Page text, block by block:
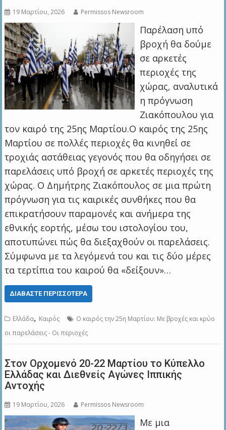
19 Μαρτίου, 2026 Permissos Newsroom
Παρέλαση υπό
βροχή θα δούμε
σε αρκετές
περιοχές της
χώρας, αναλυτικά
η πρόγνωση
Ζιακόπουλου για
τον καιρό της 25ης Μαρτίου.Ο καιρός της 25ης
Μαρτίου σε πολλές περιοχές θα κινηθεί σε
τροχιάς αστάθειας γεγονός που θα οδηγήσει σε
παρελάσεις υπό βροχή σε αρκετές περιοχές της
χώρας. Ο Δημήτρης Ζιακόπουλος σε μια πρώτη
πρόγνωση για τις καιρικές συνθήκες που θα
επικρατήσουν παραμονές και ανήμερα της
εθνικής εορτής, μέσω του ιστολογίου του,
αποτυπώνει πώς θα διεξαχθούν οι παρελάσεις.
Σύμφωνα με τα λεγόμενά του και τις δύο μέρες
τα τερτίπια του καιρού θα «δείξουν»…
ΔΙΑΒΆΣΤΕ ΠΕΡΙΣΣΌΤΕΡΑ
Ελλάδα, Καιρός
Ο καιρός την 25η Μαρτίου: Με βροχές και κρύο
οι παρελάσεις - Οι περιοχές
Στον Ορχομενό 20-22 Μαρτίου το Κύπελλο
Ελλάδας και Διεθνείς Αγώνες Ιππικής
Αντοχής
19 Μαρτίου, 2026 Permissos Newsroom
Με μια